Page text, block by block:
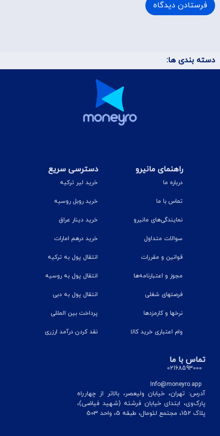
دسته بندی ها:
راهنمای مانیرو
درباره ما
تماس با ما
نمایندگی‌های مانیرو
سوالات متداول
قوانین و مقررات
مجوز و اعتبارنامه‌ها
فرصتهای شغلی
نرخ‎ها و کارمزدها
وام اعتباری خرید کالا
دسترسی سریع
خرید لیر ترکیه
خرید روبل روسیه
خرید دینار عراق
خرید درهم امارات
انتقال پول به ترکیه
انتقال پول به روسیه
انتقال پول به دبی
پرداخت بین المللی
نقد کردن درآمد ارزری
تماس با ما
02168593000
Info@moneyro.app
آدرس: تهران، خیابان ولیعصر، بالاتر از چهارراه
پارک‌وی، ابتدای خیابان فرشته (شهید فیاضی)،
پلاک 152، مجتمع لئومال، طبقه 5، واحد 503